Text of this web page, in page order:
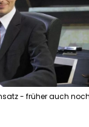
- früher auch